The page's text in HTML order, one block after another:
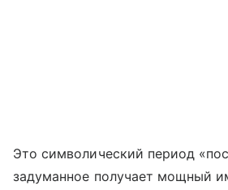
Это символический период
задуманное получает мощный